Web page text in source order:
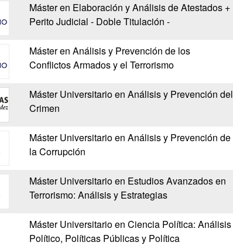
Máster en Elaboración y Análisis de Atestados +
Perito Judicial - Doble Titulación -
Máster en Análisis y Prevención de los
Conflictos Armados y el Terrorismo
Máster Universitario en Análisis y Prevención del
Crimen
Máster Universitario en Análisis y Prevención de
la Corrupción
Máster Universitario en Estudios Avanzados en
Terrorismo: Análisis y Estrategias
Máster Universitario en Ciencia Política: Análisis
Político, Políticas Públicas y Política